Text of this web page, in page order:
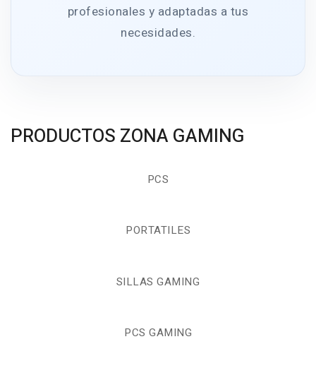
profesionales y adaptadas a tus
necesidades.
PRODUCTOS ZONA GAMING
PCS
PORTATILES
SILLAS GAMING
PCS GAMING